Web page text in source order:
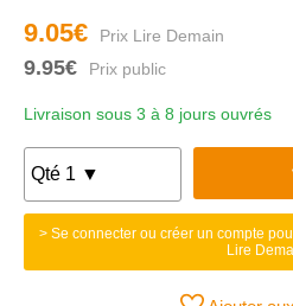
9.05€
9.95€
Livraison sous 3 à 8 jours ouvrés
> Se connecter ou créer un compte
Lire